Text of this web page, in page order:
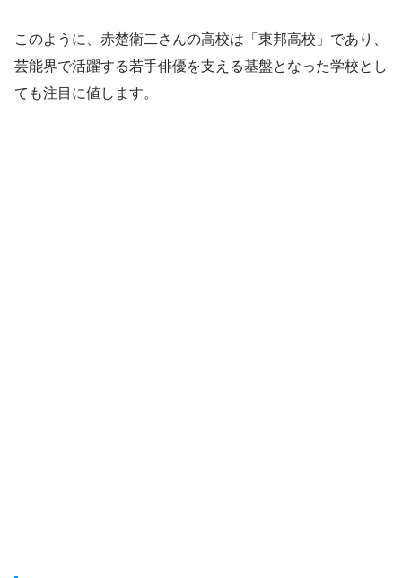
このように、赤楚衛二さんの高校は「東邦高校」であり、
芸能界で活躍する若手俳優を支える基盤となった学校とし
ても注目に値します。